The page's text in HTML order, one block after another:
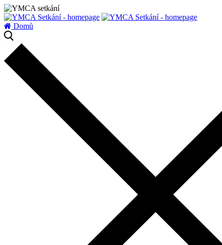
Domů
zatížení serveru